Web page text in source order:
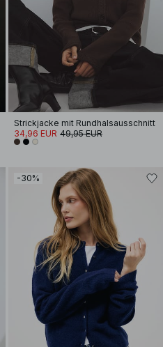
Strickjacke mit Rundhalsausschnitt
34,96 EUR 49,95 EUR
-30%